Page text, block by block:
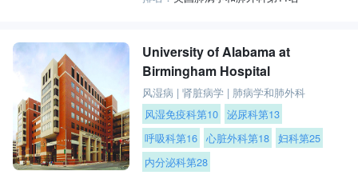
University of Alabama at
Birmingham Hospital
风湿病 |肾脏病学 | 肺病学和肺外科
风湿免疫科第10 泌尿科第13
呼吸科第16 心脏外科第18 妇科第25
内分泌科第28